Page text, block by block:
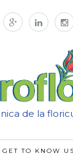
de la
GET TO KNOW US